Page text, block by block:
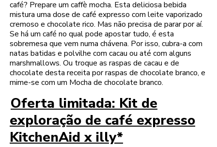
café? Prepare um caffè mocha. Esta deliciosa bebida
mistura uma dose de café expresso com leite vaporizado
cremoso e chocolate rico. Mas não precisa de parar por aí.
Se há um café no qual pode apostar tudo, é esta
sobremesa que vem numa chávena. Por isso, cubra-a com
natas batidas e polvilhe com cacau ou até com alguns
marshmallows. Ou troque as raspas de cacau e de
chocolate desta receita por raspas de chocolate branco, e
mime-se com um Mocha de chocolate branco.
Oferta limitada: Kit de
exploração de café expresso
KitchenAid x illy*